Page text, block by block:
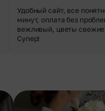
Удобный сайт, все
минут, оплата без
вежливый, цветы
Супер!